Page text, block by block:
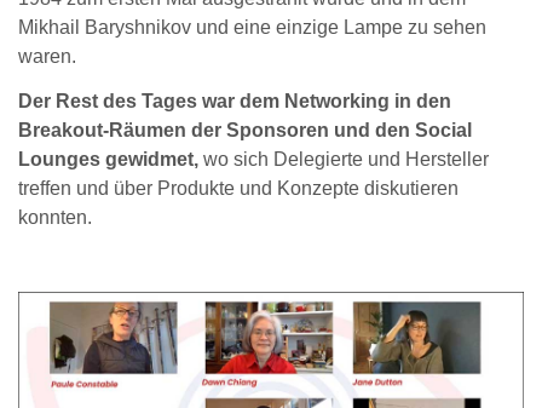
Mikhail Baryshnikov und eine einzige Lampe zu sehen
waren.
Der Rest des Tages war dem Networking in den
Breakout-Räumen der Sponsoren und den Social
Lounges gewidmet, wo sich Delegierte und Hersteller
treffen und über Produkte und Konzepte diskutieren
konnten.